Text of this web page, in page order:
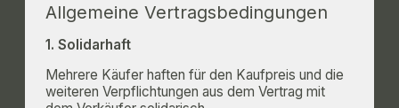
Allgemeine Vertragsbedingungen
1. Solidarhaft
Mehrere Käufer haften für den Kaufpreis und die
weiteren Verpflichtungen aus dem Vertrag mit